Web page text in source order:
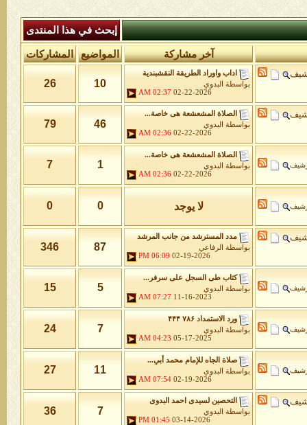
إبحث في هذا المنتدى
آخر مشاركة المواضيع المشاركات
اداب واوراد الطريقة النقشبندية
بواسطة
البدوي
02-22-2026
02:37 AM
10
26
الصلاة المشعشعة هى خاصة...
بواسطة
البدوي
02-22-2026
02:36 AM
46
79
الصلاة المشعشعة هى خاصة...
بواسطة
البدوي
02-22-2026
02:36 AM
1
7
لا يوجد 0
0
مدد المسترشد من جانب المرشد
بواسطة
الرفاعي
02-19-2026
06:09 PM
87
346
كتاب طى السجل على سرفر...
بواسطة
البدوي
11-16-2023
07:27 AM
5
15
ورد الاستمداد ۷۸۶ ۴۴۴
بواسطة
البدوي
05-17-2025
04:23 AM
7
24
صلاة الجاه للإمام محمد أبي...
بواسطة
البدوي
02-19-2026
07:54 AM
11
27
التحصين لسيدى احمد البدوى
بواسطة
البدوي
03-14-2026
01:45 PM
7
36